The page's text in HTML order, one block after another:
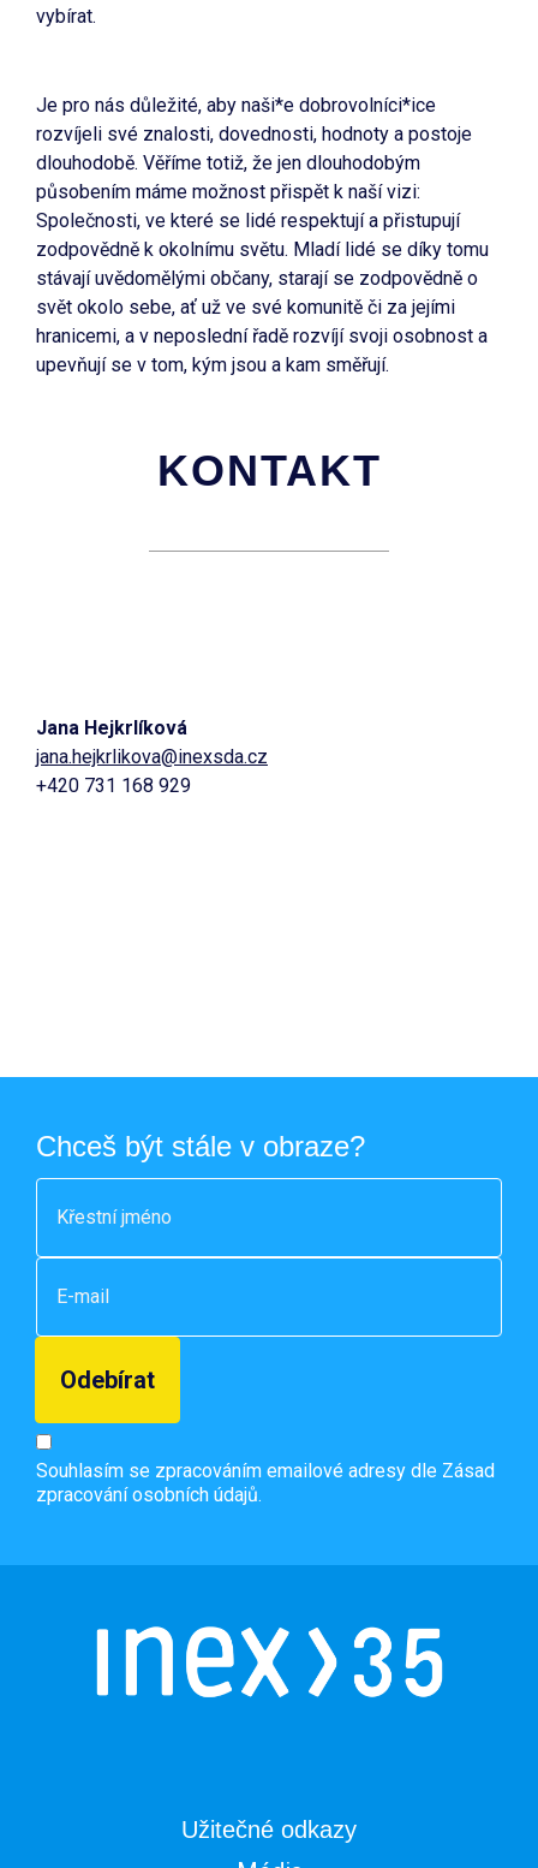
vybírat.
Je pro nás důležité, aby naši*e dobrovolníci*ice
rozvíjeli své znalosti, dovednosti, hodnoty a postoje
dlouhodobě. Věříme totiž, že jen dlouhodobým
působením máme možnost přispět k naší vizi:
Společnosti, ve které se lidé respektují a přistupují
zodpovědně k okolnímu světu. Mladí lidé se díky tomu
stávají uvědomělými občany, starají se zodpovědně o
svět okolo sebe, ať už ve své komunitě či za jejími
hranicemi, a v neposlední řadě rozvíjí svoji osobnost a
upevňují se v tom, kým jsou a kam směřují.
KONTAKT
Jana Hejkrlíková
jana.hejkrlikova@inexsda.cz
+420 731 168 929
Chceš být stále v obraze?
Souhlasím se zpracováním emailové adresy dle Zásad
zpracování osobních údajů.
Užitečné odkazy